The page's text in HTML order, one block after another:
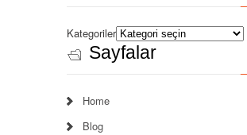
Kategoriler
Sayfalar
Home
Blog